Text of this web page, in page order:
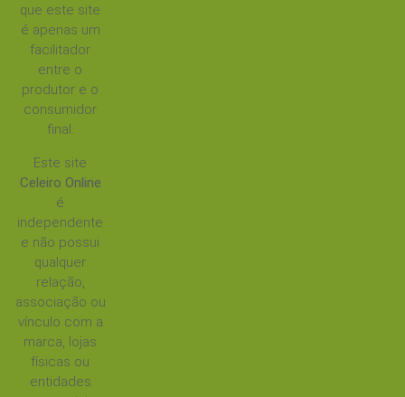
que este site
é apenas um
facilitador
entre o
produtor e o
consumidor
final.
Este site
Celeiro Online
é
independente
e não possui
qualquer
relação,
associação ou
vínculo com a
marca, lojas
físicas ou
entidades